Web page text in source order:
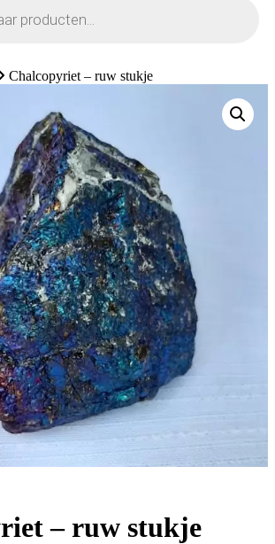
Chalcopyriet – ruw stukje
– ruw stukje